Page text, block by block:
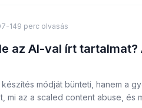
149 perc olvasás
az AI-val írt
készítés módját bünteti, hanem a
mi az a scaled content abuse, és